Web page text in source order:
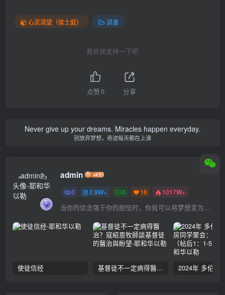
心灵渴望（侯士庭） 讲道
喜欢就支持一下吧
点赞0 分享
Never give up your dreams. Miracles happen everyday.
别放弃梦想，奇迹每天都在上演
admin
0 2.9W+ 0 16 1017W+
当你的信念强于你的胆怯时，你就可以将梦想变为现实了
使徒信经 基督徒不一定病得醫治？寇紹恩牧師談基督徒的醫治與盼望